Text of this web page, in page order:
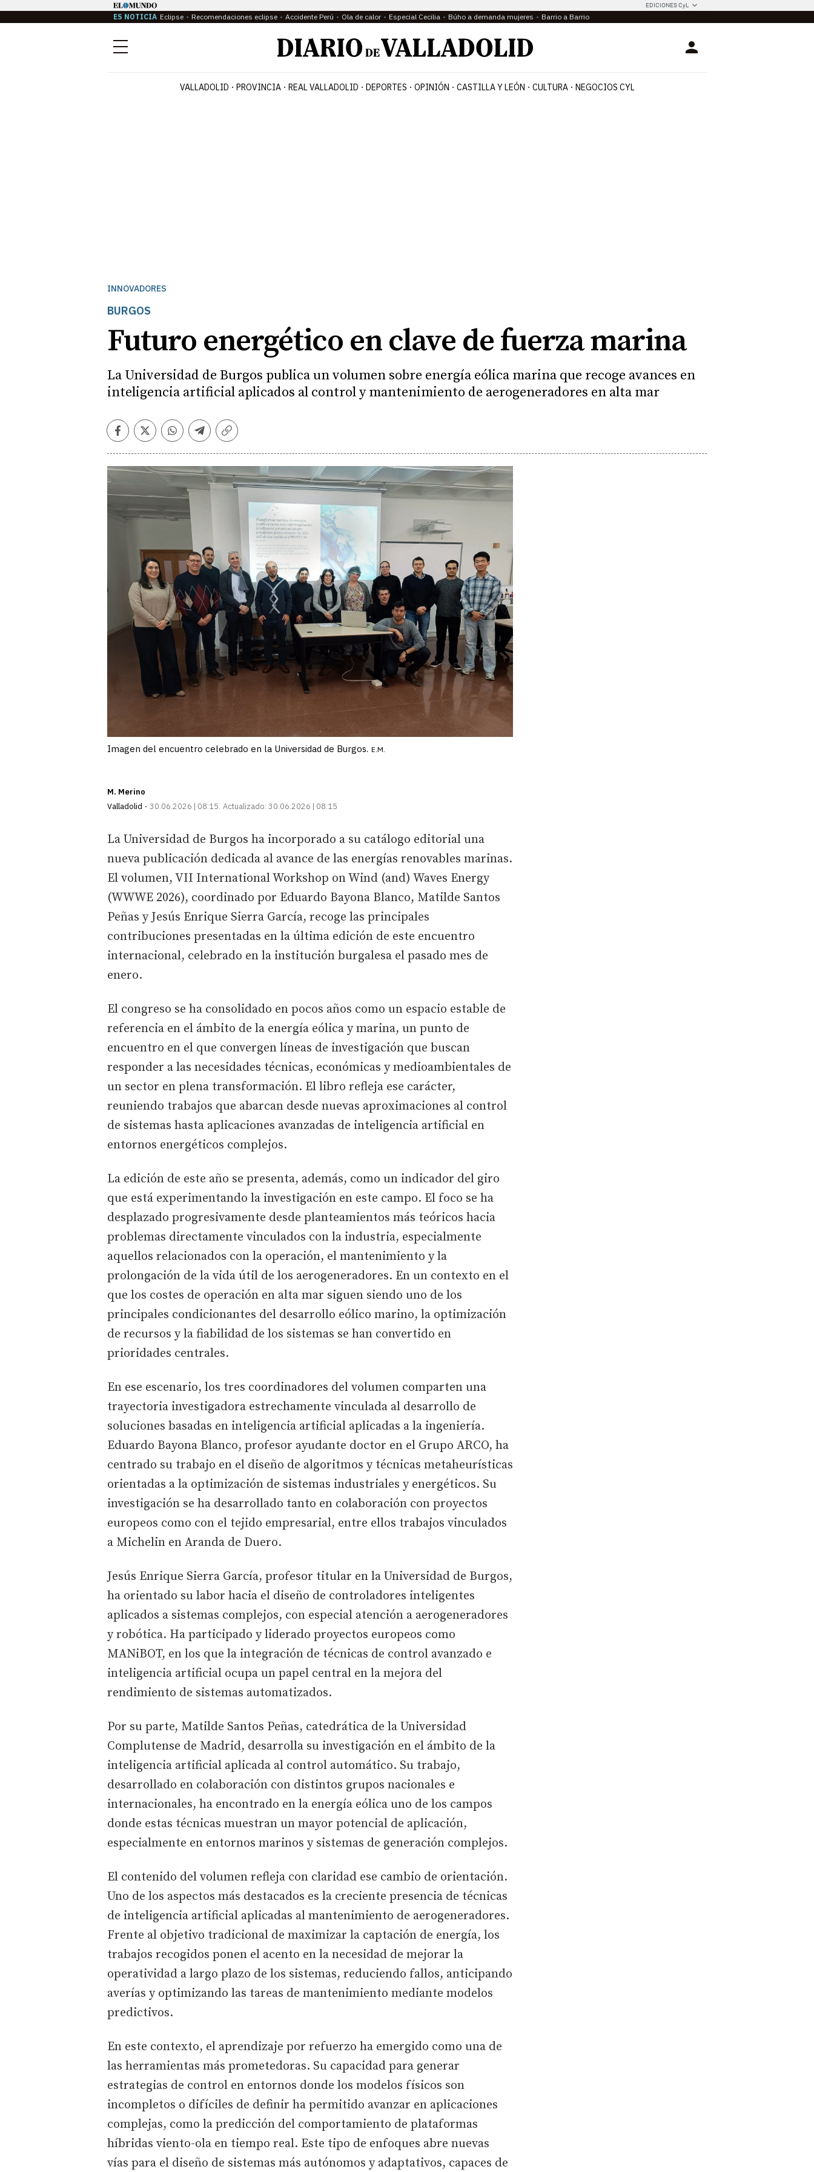
EDICIONES CyL
ES NOTICIA Eclipse Recomendaciones eclipse Accidente Perú Ola de calor Especial Cecilia Búho a demanda mujeres Barrio a Barrio
Menú Login
VALLADOLID PROVINCIA REAL VALLADOLID DEPORTES OPINIÓN CASTILLA Y LEÓN CULTURA NEGOCIOS CYL
INNOVADORES
BURGOS
Futuro energético en clave de fuerza marina
La Universidad de Burgos publica un volumen sobre energía eólica marina que recoge avances en
inteligencia artificial aplicados al control y mantenimiento de aerogeneradores en alta mar
Facebook
TwitterWhatsapp
Telegram
Copiar
Imagen del encuentro celebrado en la Universidad de Burgos. E.M.
M. Merino
Valladolid
30.06.2026 | 08:15 Actualizado: 30.06.2026 | 08:15
La Universidad de Burgos ha incorporado a su catálogo editorial una
nueva publicación dedicada al avance de las energías renovables marinas.
El volumen, VII International Workshop on Wind (and) Waves Energy
(WWWE 2026), coordinado por Eduardo Bayona Blanco, Matilde Santos
Peñas y Jesús Enrique Sierra García, recoge las principales
contribuciones presentadas en la última edición de este encuentro
internacional, celebrado en la institución burgalesa el pasado mes de
enero.
El congreso se ha consolidado en pocos años como un espacio estable de
referencia en el ámbito de la energía eólica y marina, un punto de
encuentro en el que convergen líneas de investigación que buscan
responder a las necesidades técnicas, económicas y medioambientales de
un sector en plena transformación. El libro refleja ese carácter,
reuniendo trabajos que abarcan desde nuevas aproximaciones al control
de sistemas hasta aplicaciones avanzadas de inteligencia artificial en
entornos energéticos complejos.
La edición de este año se presenta, además, como un indicador del giro
que está experimentando la investigación en este campo. El foco se ha
desplazado progresivamente desde planteamientos más teóricos hacia
problemas directamente vinculados con la industria, especialmente
aquellos relacionados con la operación, el mantenimiento y la
prolongación de la vida útil de los aerogeneradores. En un contexto en el
que los costes de operación en alta mar siguen siendo uno de los
principales condicionantes del desarrollo eólico marino, la optimización
de recursos y la fiabilidad de los sistemas se han convertido en
prioridades centrales.
En ese escenario, los tres coordinadores del volumen comparten una
trayectoria investigadora estrechamente vinculada al desarrollo de
soluciones basadas en inteligencia artificial aplicadas a la ingeniería.
Eduardo Bayona Blanco, profesor ayudante doctor en el Grupo ARCO, ha
centrado su trabajo en el diseño de algoritmos y técnicas metaheurísticas
orientadas a la optimización de sistemas industriales y energéticos. Su
investigación se ha desarrollado tanto en colaboración con proyectos
europeos como con el tejido empresarial, entre ellos trabajos vinculados
a Michelin en Aranda de Duero.
Jesús Enrique Sierra García, profesor titular en la Universidad de Burgos,
ha orientado su labor hacia el diseño de controladores inteligentes
aplicados a sistemas complejos, con especial atención a aerogeneradores
y robótica. Ha participado y liderado proyectos europeos como
MANiBOT, en los que la integración de técnicas de control avanzado e
inteligencia artificial ocupa un papel central en la mejora del
rendimiento de sistemas automatizados.
Por su parte, Matilde Santos Peñas, catedrática de la Universidad
Complutense de Madrid, desarrolla su investigación en el ámbito de la
inteligencia artificial aplicada al control automático. Su trabajo,
desarrollado en colaboración con distintos grupos nacionales e
internacionales, ha encontrado en la energía eólica uno de los campos
donde estas técnicas muestran un mayor potencial de aplicación,
especialmente en entornos marinos y sistemas de generación complejos.
El contenido del volumen refleja con claridad ese cambio de orientación.
Uno de los aspectos más destacados es la creciente presencia de técnicas
de inteligencia artificial aplicadas al mantenimiento de aerogeneradores.
Frente al objetivo tradicional de maximizar la captación de energía, los
trabajos recogidos ponen el acento en la necesidad de mejorar la
operatividad a largo plazo de los sistemas, reduciendo fallos, anticipando
averías y optimizando las tareas de mantenimiento mediante modelos
predictivos.
En este contexto, el aprendizaje por refuerzo ha emergido como una de
las herramientas más prometedoras. Su capacidad para generar
estrategias de control en entornos donde los modelos físicos son
incompletos o difíciles de definir ha permitido avanzar en aplicaciones
complejas, como la predicción del comportamiento de plataformas
híbridas viento-ola en tiempo real. Este tipo de enfoques abre nuevas
vías para el diseño de sistemas más autónomos y adaptativos, capaces de